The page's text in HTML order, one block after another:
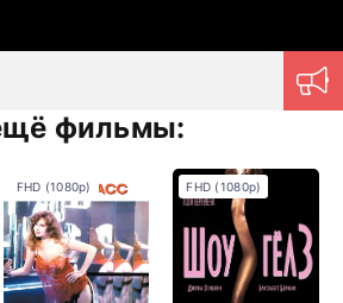
фильмы:
FHD (1080p) FHD (1080p)